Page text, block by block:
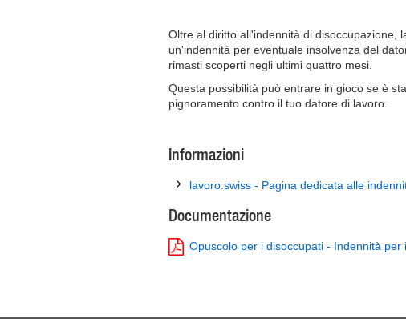
Oltre al diritto all'indennità di disoccupazione,
un'indennità per eventuale insolvenza del
rimasti scoperti negli ultimi quattro mesi.
Questa possibilità può entrare in gioco se è
pignoramento contro il tuo datore di lavoro.
Informazioni
lavoro.swiss - Pagina dedicata alle
Documentazione
Opuscolo per i disoccupati - Indennità